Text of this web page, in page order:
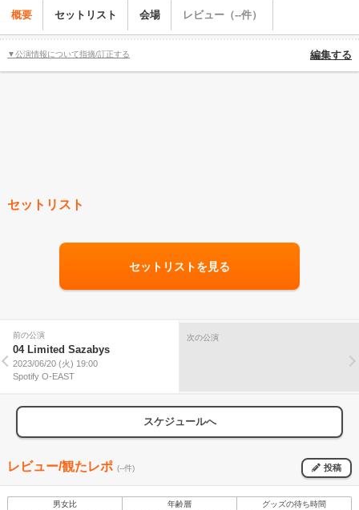
概要 セットリスト 会場 レビュー（--件）
▼公演情報について指摘/訂正する 編集する
セットリスト
セットリストを見る
前の公演
04 Limited Sazabys
2023/06/20 (火) 19:00
Spotify O-EAST
次の公演
スケジュールへ
レビュー/観たレポ (--件) 投稿
男女比 年齢層 グッズの待ち時間